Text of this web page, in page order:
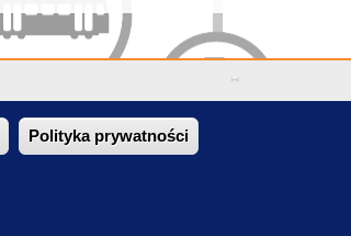
Polityka prywatności